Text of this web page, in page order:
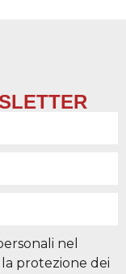
nel
protezione dei